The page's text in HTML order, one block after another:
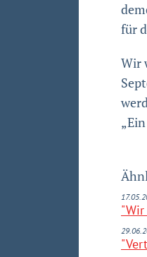
für
Wir